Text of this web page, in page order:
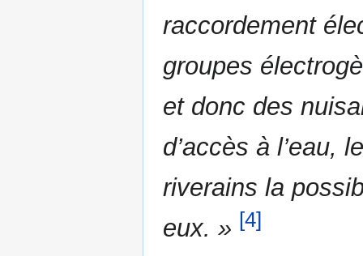
raccordement
groupes
et donc des
d’accès à l’eau,
riverains la
eux. » [4]